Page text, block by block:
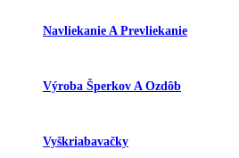
Navliekanie A Prevliekanie
Výroba Šperkov A Ozdôb
Vyškriabavačky